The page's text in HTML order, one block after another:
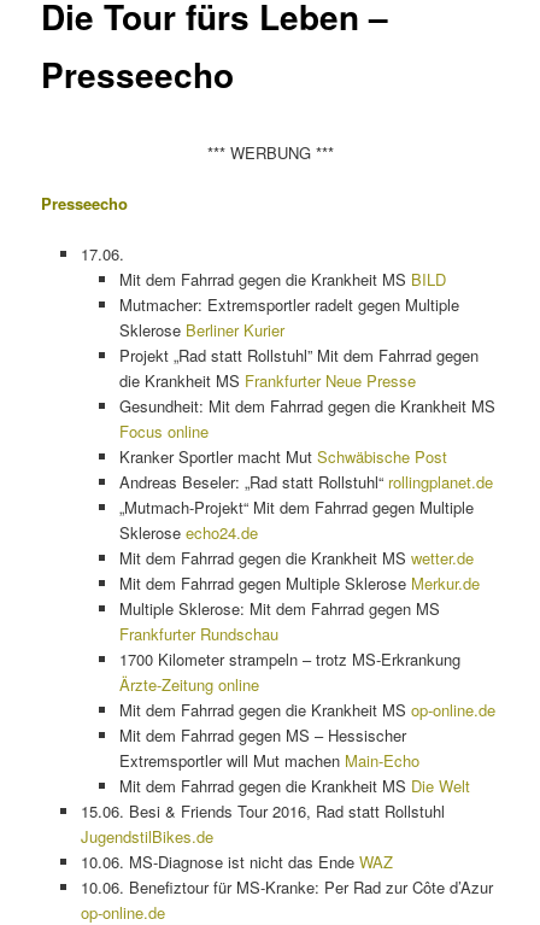
Die Tour fürs Leben –
Presseecho
*** WERBUNG ***
Presseecho
17.06.
Mit dem Fahrrad gegen die Krankheit MS BILD
Mutmacher: Extremsportler radelt gegen Multiple
Sklerose Berliner Kurier
Projekt „Rad statt Rollstuhl” Mit dem Fahrrad gegen
die Krankheit MS Frankfurter Neue Presse
Gesundheit: Mit dem Fahrrad gegen die Krankheit MS
Focus online
Kranker Sportler macht MutSchwäbische Post
Andreas Beseler: „Rad statt Rollstuhl“ rollingplanet.de
„Mutmach-Projekt“ Mit dem Fahrrad gegen Multiple
Skleroseecho24.de
Mit dem Fahrrad gegen die Krankheit MSwetter.de
Mit dem Fahrrad gegen Multiple Sklerose Merkur.de
Multiple Sklerose: Mit dem Fahrrad gegen MS
Frankfurter Rundschau
1700 Kilometer strampeln – trotz MS-Erkrankung
Ärzte-Zeitung online
Mit dem Fahrrad gegen die Krankheit MSop-online.de
Mit dem Fahrrad gegen MS – Hessischer
Extremsportler will Mut machen Main-Echo
Mit dem Fahrrad gegen die Krankheit MS Die Welt
15.06. Besi & Friends Tour 2016, Rad statt Rollstuhl
JugendstilBikes.de
10.06. MS-Diagnose ist nicht das Ende WAZ
10.06. Benefiztour für MS-Kranke: Per Rad zur Côte d’Azur
op-online.de